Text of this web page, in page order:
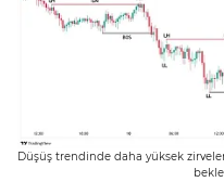
Düşüş trendinde daha yüksek